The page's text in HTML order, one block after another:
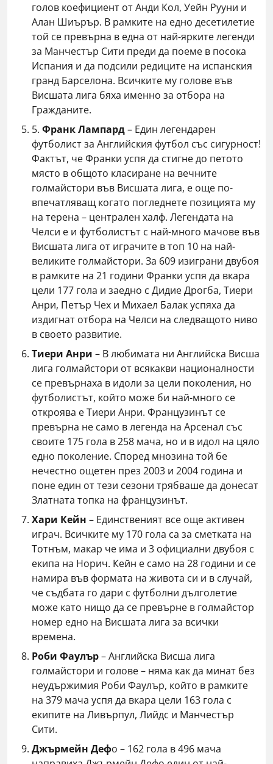
голов коефициент от Анди Кол, Уейн Рууни и
Алан Шиърър. В рамките на едно десетилетие
той се превърна в една от най-ярките легенди
за Манчестър Сити преди да поеме в посока
Испания и да подсили редиците на испанския
гранд Барселона. Всичките му голове във
Висшата лига бяха именно за отбора на
Гражданите.
5. Франк Лампард– Един легендарен
футболист за Английския футбол със сигурност!
Фактът, че Франки успя да стигне до петото
място в общото класиране на вечните
голмайстори във Висшата лига, е още по-
впечатляващ когато погледнете позицията му
на терена – централен халф. Легендата на
Челси е и футболистът с най-много мачове във
Висшата лига от играчите в топ 10 на най-
великите голмайстори. За 609 изиграни двубоя
в рамките на 21 години Франки успя да вкара
цели 177 гола и заедно с Дидие Дрогба, Тиери
Анри, Петър Чех и Михаел Балак успяха да
издигнат отбора на Челси на следващото ниво
в своето развитие.
Тиери Анри – В любимата ни Английска Висша
лига голмайстори от всякакви националности
се превърнаха в идоли за цели поколения, но
футболистът, който може би най-много се
откроява е Тиери Анри. Французинът се
превърна не само в легенда на Арсенал със
своите 175 гола в 258 мача, но и в идол на цяло
едно поколение. Според мнозина той бе
нечестно ощетен през 2003 и 2004 година и
поне един от тези сезони трябваше да донесат
Златната топка на французинът.
Хари Кейн – Единственият все още активен
играч. Всичките му 170 гола са за сметката на
Тотнъм, макар че има и 3 официални двубоя с
екипа на Норич. Кейн е само на 28 години и се
намира във формата на живота си и в случай,
че съдбата го дари с футболни дълголетие
може като нищо да се превърне в голмайстор
номер едно на Висшата лига за всички
времена.
Роби Фаулър– Английска Висша лига
голмайстори и голове – няма как да минат без
неудържимия Роби Фаулър, който в рамките
на 379 мача успя да вкара цели 163 гола с
екипите на Ливърпул, Лийдс и Манчестър
Сити.
Джърмейн Дефо – 162 гола в 496 мача